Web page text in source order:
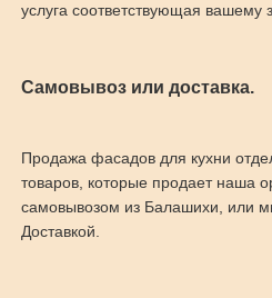
услуга соответствующая вашему
Самовывоз или доставка.
Продажа фасадов для кухни
товаров, которые продает наша
самовывозом из Балашихи, или
Доставкой.